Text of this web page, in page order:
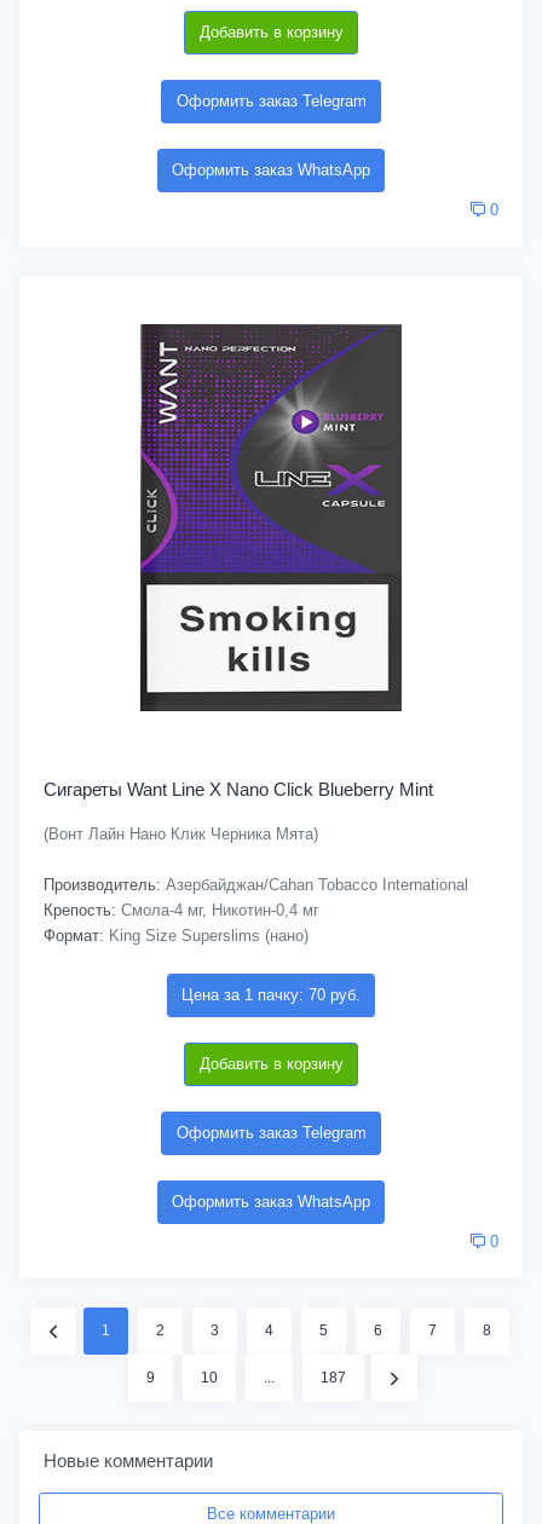
Добавить в корзину
Оформить заказ Telegram
Оформить заказ WhatsApp
0
Сигареты Want Line X Nano Click Blueberry Mint
(Вонт Лайн Нано Клик Черника Мята)
Производитель: Азербайджан/Cahan Tobacco International
Крепость: Смола-4 мг, Никотин-0,4 мг
Формат: King Size Superslims (нано)
Цена за 1 пачку: 70 руб.
Добавить в корзину
Оформить заказ Telegram
Оформить заказ WhatsApp
0
1 2 3 4 5 6 7 8
9 10 ... 187
Новые комментарии
Все комментарии